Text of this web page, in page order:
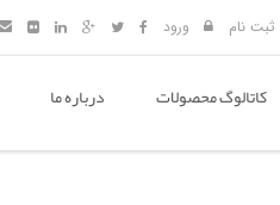
ثبت نام ورود
کاتالوگ محصولات درباره ما